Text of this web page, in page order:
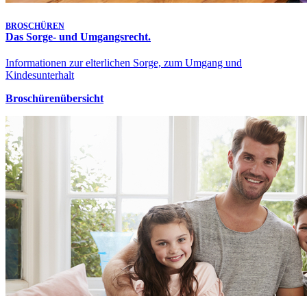
BROSCHÜREN
Das Sorge- und Umgangsrecht.
Informationen zur elterlichen Sorge, zum Umgang und
Kindesunterhalt
Broschürenübersicht